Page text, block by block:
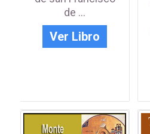
de ...
Ver Libro